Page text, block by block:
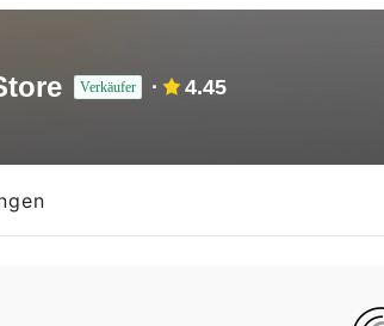
Verkäufer 4.45